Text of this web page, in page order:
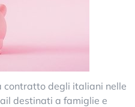
contratto degli italiani nelle
destinati a famiglie e